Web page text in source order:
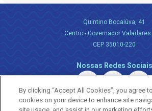
Quintino Bocaiúva, 41
Centro - Governador Valadares
CEP 35010-220
Nossas Redes Sociais
By clicking “Accept All Cookies”, you agree
cookies on your device to enhance site